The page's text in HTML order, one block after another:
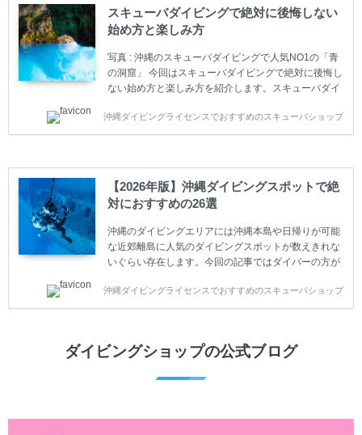
動をしています。 ダイビングライセンスの種類はエン
トリーレベルのライセンスからプロレベルのライセン
スまでランク分けされています。各教育機関(指導団
体)によってライセンスカードの名称、トレーニング内
容に違いがありま...
スキューバダイビングで絶対に後悔しない
始め方と楽しみ方
写真 : 沖縄のスキューバダイビングで人気NO1の「青
の洞窟」 今回はスキューバダイビングで絶対に後悔し
ない始め方と楽しみ方を紹介します。スキューバダイ
やまだ始めて間もない初心者の方に必見の内容です。
スキューバダイビングの始め方と楽しみ方について学
ててしまうと、せっかく楽しみにしていたスキューバ
ダイビングが台無しになり後悔することになってしま
うかもしれません。 又、スキューバダイビングは事故
のリスクがあるスポーツでもあります。もしかしたら
危険な思いをしてしまうかもしれません。 今回は現地
ダイビング...
沖縄ダイビングライセンスでおすすめのスキューバショップ
【2026年版】沖縄ダイビングスポットで絶
対におすすめの26選
沖縄のダイビングエリアには沖縄本島や日帰りが可能
な近郊離島に人気のダイビングスポットが数えきれな
いぐらい存在します。今回の記事ではダイバーの方が
グスポットを紹介します。 当スクールは、沖縄本島で
は北谷町、嘉手納町、読谷村、恩納村、名護市、本部
案内しております。 ダイビングライセンスをお持ちの
沖縄ダイビングライセンスでおすすめのスキューバショップ
ダイビングショップの公式ブログ